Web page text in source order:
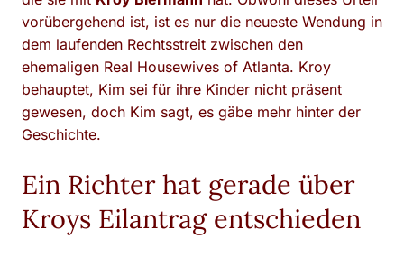
vorübergehend ist, ist es nur die neueste Wendung in
dem laufenden Rechtsstreit zwischen den
ehemaligen Real Housewives of Atlanta. Kroy
behauptet, Kim sei für ihre Kinder nicht präsent
gewesen, doch Kim sagt, es gäbe mehr hinter der
Geschichte.
Ein Richter hat gerade über
Kroys Eilantrag entschieden